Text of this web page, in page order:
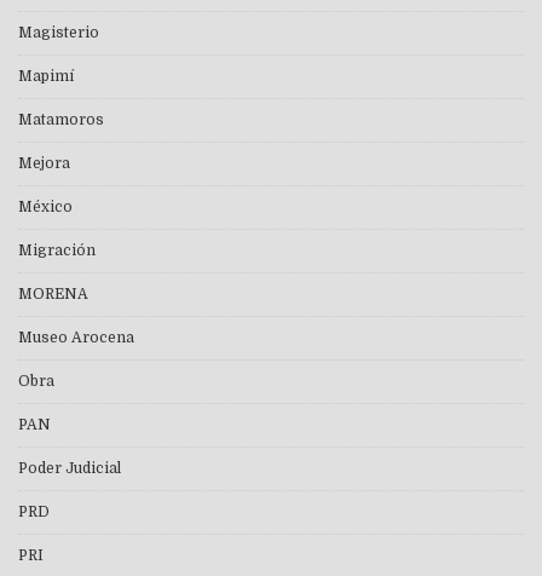
Magisterio
Mapimí
Matamoros
Mejora
México
Migración
MORENA
Museo Arocena
Obra
PAN
Poder Judicial
PRD
PRI